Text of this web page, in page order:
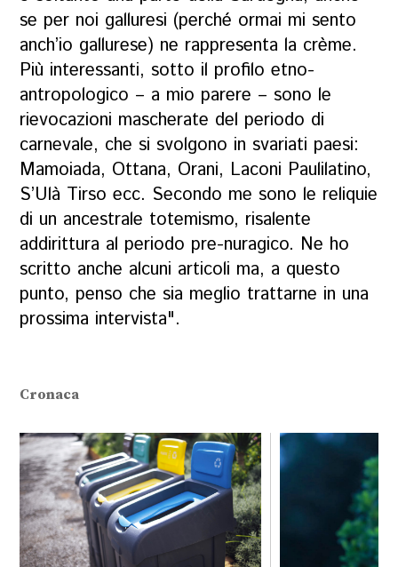
se per noi galluresi (perché ormai mi sento
anch’io gallurese) ne rappresenta la crème.
Più interessanti, sotto il profilo etno-
antropologico – a mio parere – sono le
rievocazioni mascherate del periodo di
carnevale, che si svolgono in svariati paesi:
Mamoiada, Ottana, Orani, Laconi Paulilatino,
S’Ulà Tirso ecc. Secondo me sono le reliquie
di un ancestrale totemismo, risalente
addirittura al periodo pre-nuragico. Ne ho
scritto anche alcuni articoli ma, a questo
punto, penso che sia meglio trattarne in una
prossima intervista".
Cronaca